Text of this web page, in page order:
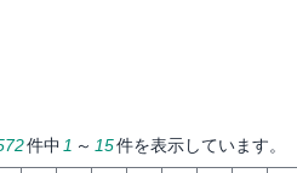
件中 1 ～ 15件を表示しています。